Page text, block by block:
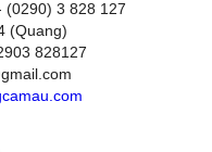
3 828 127
(Quang)
828127